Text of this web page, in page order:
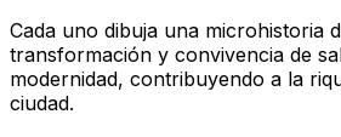
Cada uno dibuja una microhistoria
transformación y convivencia de
modernidad, contribuyendo a la
ciudad.